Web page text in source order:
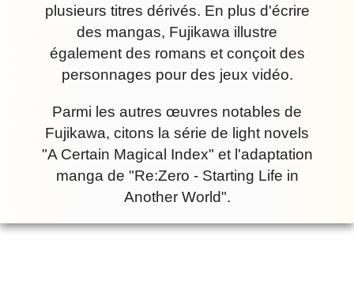
plusieurs titres dérivés. En plus d'écrire
des mangas, Fujikawa illustre
également des romans et conçoit des
personnages pour des jeux vidéo.
Parmi les autres œuvres notables de
Fujikawa, citons la série de light novels
"A Certain Magical Index" et l'adaptation
manga de "Re:Zero - Starting Life in
Another World".